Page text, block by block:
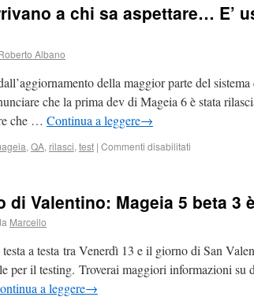
a chi sa aspettare… E’
Albano
della maggior parte del sistema
che la prima dev di Mageia 6 è stata
che … Continua a leggere→
, QA, rilasci, test | Commenti disabilitati
di Valentino: Mageia 5 beta 3
Marcello
testa a testa tra Venerdì 13 e il giorno di San
per il testing. Troverai maggiori informazioni su
a leggere→